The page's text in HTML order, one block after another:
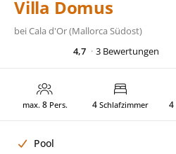
Villa Domus
beiCala d'Or (Mallorca Südost)
4,7
3 Bewertungen
max. 8Pers. 4Schlafzimmer 4
Pool